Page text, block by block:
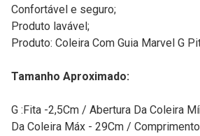
Confortável e seguro;
Produto lavável;
Produto: Coleira Com Guia Marvel G
Tamanho Aproximado:
G :Fita -2,5Cm / Abertura Da Coleira
Da Coleira Máx - 29Cm /